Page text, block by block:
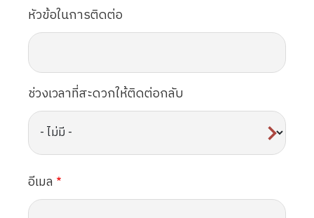
หัวข้อในการติดต่อ
ช่วงเวลาที่สะดวกให้ติดต่อกลับ
อีเมล